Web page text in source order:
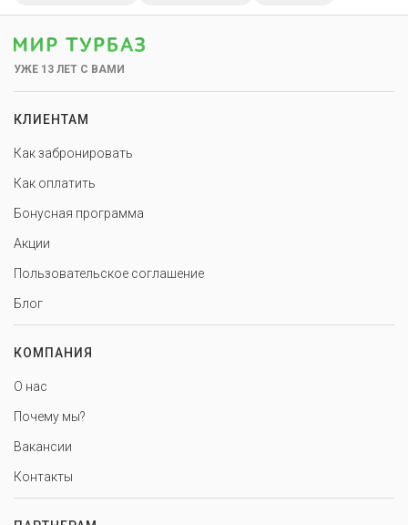
УЖЕ 13 ЛЕТ С ВАМИ
КЛИЕНТАМ
Как забронировать
Как оплатить
Бонусная программа
Акции
Пользовательское соглашение
Блог
КОМПАНИЯ
О нас
Почему мы?
Вакансии
Контакты